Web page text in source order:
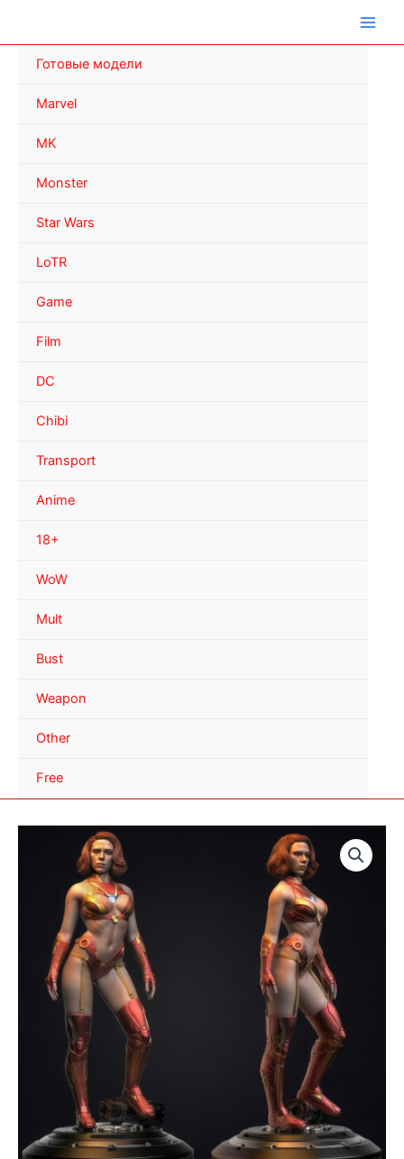
Готовые модели
Marvel
MK
Monster
Star Wars
LoTR
Game
Film
DC
Chibi
Transport
Anime
18+
WoW
Mult
Bust
Weapon
Other
Free